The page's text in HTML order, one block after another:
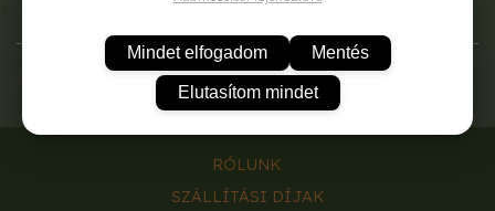
RÓLUNK
SZÁLLÍTÁSI DÍJAK
Mindet elfogadom Mentés
Elutasítom mindet